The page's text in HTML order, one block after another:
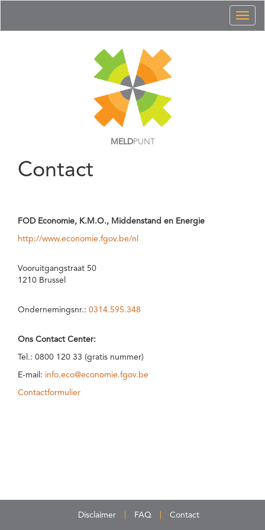
MELDPUNT
Contact
FOD Economie, K.M.O., Middenstand en Energie
http://www.economie.fgov.be/nl
Vooruitgangstraat 50
1210 Brussel
Ondernemingsnr.: 0314.595.348
Ons Contact Center:
Tel.: 0800 120 33 (gratis nummer)
E-mail: info.eco@economie.fgov.be
Contactformulier
Disclaimer FAQ Contact